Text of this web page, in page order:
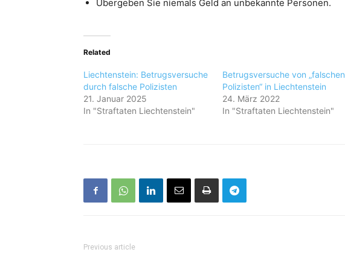
Übergeben Sie niemals Geld an unbekannte Personen.
Related
Liechtenstein: Betrugsversuche
durch falsche Polizisten
21. Januar 2025
In "Straftaten Liechtenstein"
Betrugsversuche von „falschen
Polizisten“ in Liechtenstein
24. März 2022
In "Straftaten Liechtenstein"
Previous article